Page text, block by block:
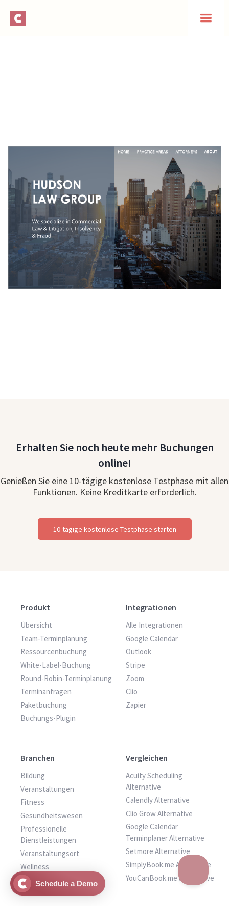
Erhalten Sie noch heute mehr Buchungen
online!
Genießen Sie eine 10-tägige kostenlose Testphase mit allen
Funktionen. Keine Kreditkarte erforderlich.
10-tägige kostenlose Testphase starten
Produkt
Übersicht
Team-Terminplanung
Ressourcenbuchung
White-Label-Buchung
Round-Robin-Terminplanung
Terminanfragen
Paketbuchung
Buchungs-Plugin
Integrationen
Alle Integrationen
Google Calendar
Outlook
Stripe
Zoom
Clio
Zapier
Branchen
Bildung
Veranstaltungen
Fitness
Gesundheitswesen
Professionelle
Dienstleistungen
Veranstaltungsort
Wellness
Weitere Dienste
Vergleichen
Acuity Scheduling
Alternative
Calendly Alternative
Clio Grow Alternative
Google Calendar
Terminplaner Alternative
Setmore Alternative
SimplyBook.me Alternative
YouCanBook.me Alternative
Schedule a Demo